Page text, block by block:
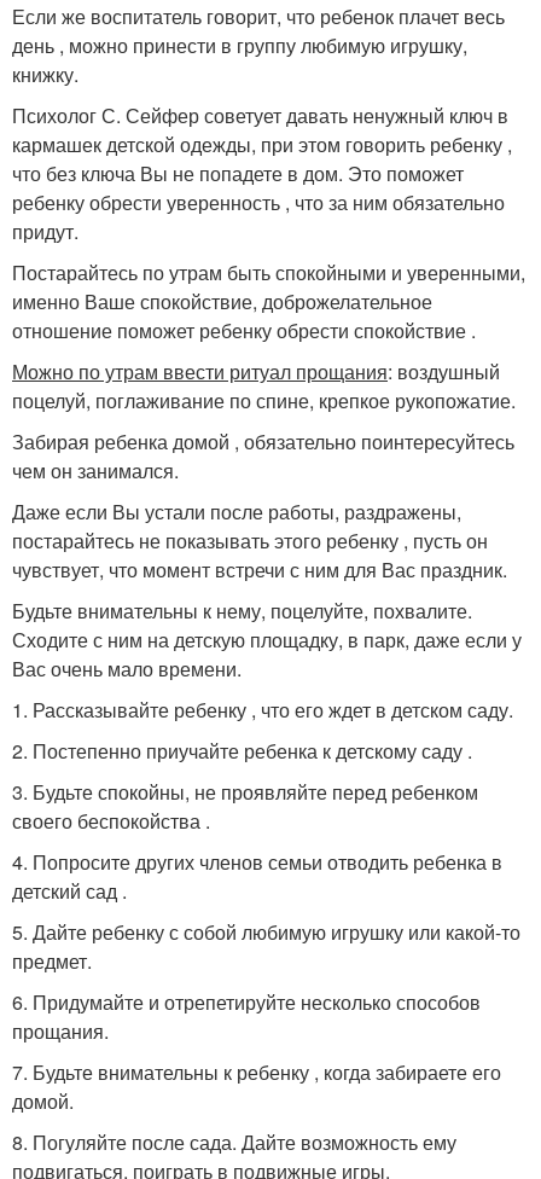
Если же воспитатель говорит, что ребенок плачет весь
день , можно принести в группу любимую игрушку,
книжку.
Психолог С. Сейфер советует давать ненужный ключ в
кармашек детской одежды, при этом говорить ребенку ,
что без ключа Вы не попадете в дом. Это поможет
ребенку обрести уверенность , что за ним обязательно
придут.
Постарайтесь по утрам быть спокойными и уверенными,
именно Ваше спокойствие, доброжелательное
отношение поможет ребенку обрести спокойствие .
Можно по утрам ввести ритуал прощания: воздушный
поцелуй, поглаживание по спине, крепкое рукопожатие.
Забирая ребенка домой , обязательно поинтересуйтесь
чем он занимался.
Даже если Вы устали после работы, раздражены,
постарайтесь не показывать этого ребенку , пусть он
чувствует, что момент встречи с ним для Вас праздник.
Будьте внимательны к нему, поцелуйте, похвалите.
Сходите с ним на детскую площадку, в парк, даже если у
Вас очень мало времени.
1. Рассказывайте ребенку , что его ждет в детском саду.
2. Постепенно приучайте ребенка к детскому саду .
3. Будьте спокойны, не проявляйте перед ребенком
своего беспокойства .
4. Попросите других членов семьи отводить ребенка в
детский сад .
5. Дайте ребенку с собой любимую игрушку или какой-то
предмет.
6. Придумайте и отрепетируйте несколько способов
прощания.
7. Будьте внимательны к ребенку , когда забираете его
домой.
8. Погуляйте после сада. Дайте возможность ему
подвигаться, поиграть в подвижные игры.